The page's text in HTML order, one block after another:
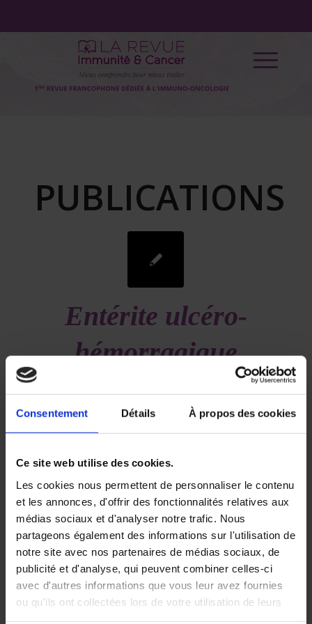
Consentement Détails À propos des cookies
Ce site web utilise des cookies.
Les cookies nous permettent de personnaliser le contenu
et les annonces, d'offrir des fonctionnalités relatives aux
médias sociaux et d'analyser notre trafic. Nous
partageons également des informations sur l'utilisation de
notre site avec nos partenaires de médias sociaux, de
publicité et d'analyse, qui peuvent combiner celles-ci
avec d'autres informations que vous leur avez fournies
ou qu'ils ont collectées lors de votre utilisation de leurs
PUBLICATIONS
Entérite ulcéro-
hémorragique
diffuse secondaire à
une immunothérapie
par ipilimumab et
nivolumab pour un
mélanome
métastatique
16 novembre 2020 / dansVolume 4 - Numéro 3 / par
Deborah SYLVAN